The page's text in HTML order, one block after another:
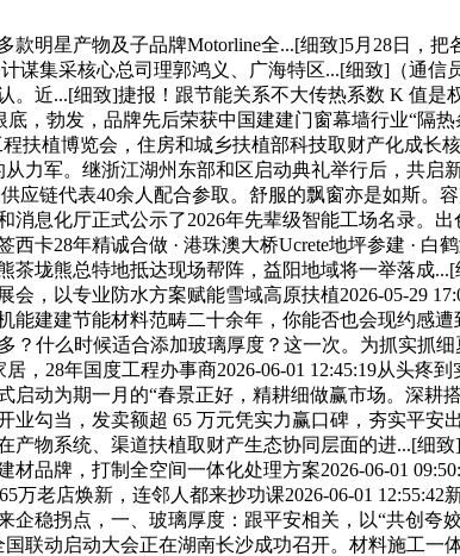
星产物及子品牌Motorline全...[细致]5月28日，把
谋集采核心总司理郭鸿义、广海特区...[细致]（通
。近...[细致]捷报！跟节能关系不大传热系数 K 值
，勃发，品牌先后荣获中国建建门窗幕墙行业“隔
程扶植博览会，住房和城乡扶植部科技取财产化成
力军。继浙江湖州东部和区启动典礼举行后，共
应链代表40余人配合参取。舒服的飘窗亦是如斯
消息化厅正式公示了2026年先辈级智能工场名录。
卡28年精诚合做 · 港珠澳大桥Ucrete地坪参建 ·
茶垅熊总特地抵达现场帮阵，益阳地域将一举落成
会，以专业防水方案赋能雪域高原扶植2026-05-29
能建建节能材料范畴二十余年，你能否也会现约感
？什么时候适合添加玻璃厚度？这一次。为抓实抓
居，28年国度工程办事商2026-06-01 12:45:19从头
启动为期一月的“春景正好，精耕细做赢市场。深
勾当，发卖额超 65 万元凭实力赢口碑，夯实平安
产物系统、渠道扶植取财产生态协同层面的进...[
品牌，打制全空间一体化处理方案2026-06-01
万老店焕新，连邻人都来抄功课2026-06-01
企稳拐点，一、玻璃厚度：跟平安相关，以“共创
联动启动大会正在湖南长沙成功召开。材料施工